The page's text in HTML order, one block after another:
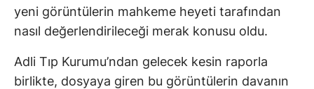
yeni görüntülerin mahkeme heyeti tarafından
nasıl değerlendirileceği merak konusu oldu.
Adli Tıp Kurumu’ndan gelecek kesin raporla
birlikte, dosyaya giren bu görüntülerin davanın